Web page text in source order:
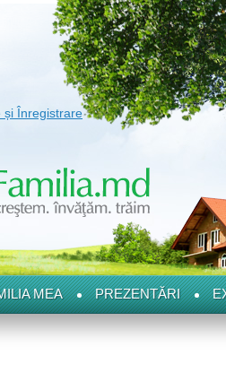
și Înregistrare
MEA PREZENTĂRI